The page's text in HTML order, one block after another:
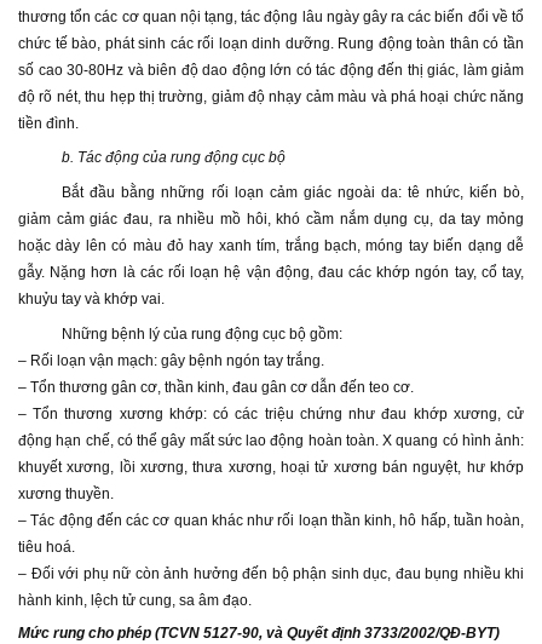
thương tổn các cơ quan nội tạng, tác động lâu ngày gây ra các biến đổi về tổ
chức tế bào, phát sinh các rối loạn dinh dưỡng. Rung động toàn thân có tần
số cao 30-80Hz và biên độ dao động lớn có tác động đến thị giác, làm giảm
độ rõ nét, thu hẹp thị trường, giảm độ nhạy cảm màu và phá hoại chức năng
tiền đình.
b. Tác động của rung động cục bộ
Bắt đầu bằng những rối loạn cảm giác ngoài da: tê nhức, kiến bò,
giảm cảm giác đau, ra nhiều mồ hôi, khó cầm nắm dụng cụ, da tay mỏng
hoặc dày lên có màu đỏ hay xanh tím, trắng bạch, móng tay biến dạng dễ
gẫy. Nặng hơn là các rối loạn hệ vận động, đau các khớp ngón tay, cổ tay,
khuỷu tay và khớp vai.
Những bệnh lý của rung động cục bộ gồm:
– Rối loạn vận mạch: gây bệnh ngón tay trắng.
– Tổn thương gân cơ, thần kinh, đau gân cơ dẫn đến teo cơ.
– Tổn thương xương khớp: có các triệu chứng như đau khớp xương, cử
động hạn chế, có thể gây mất sức lao động hoàn toàn. X quang có hình ảnh:
khuyết xương, lồi xương, thưa xương, hoại tử xương bán nguyệt, hư khớp
xương thuyền.
– Tác động đến các cơ quan khác như rối loạn thần kinh, hô hấp, tuần hoàn,
tiêu hoá.
– Đối với phụ nữ còn ảnh hưởng đến bộ phận sinh dục, đau bụng nhiều khi
hành kinh, lệch tử cung, sa âm đạo.
Mức rung cho phép (TCVN 5127-90, và Quyết định 3733/2002/QĐ-BYT)